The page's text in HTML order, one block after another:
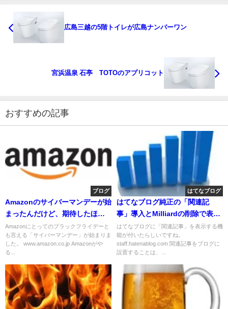
広島三越の5階トイレが広島ナンバーワン
宮浜温泉 石亭 TOTOのアプリコット
おすすめの記事
ブログ
Amazonのサイバーマンデーが始
まったんだけど、期待したほど
ではなかったです
Amazonにとってのブラックフライデーと
も言える「サイバーマンデー」が始まりま
した。 www.amazon.co.jp Amazonがや
る...
はてなブログ
はてなブログ純正の「関連記
事」導入とMilliardの削除で表示
スピードは変化するか
はてなブログに「関連記事」を表示する機
能が付いたらしいですね。
staff.hatenablog.com 関連記事をブログに
設置することは、...